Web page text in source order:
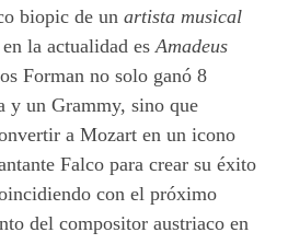
biopic de un artista musical
en la actualidad esAmadeus
Forman no solo ganó 8
y un Grammy, sino que
a Mozart en un icono
Falco para crear su éxito
con el próximo
del compositor austriaco en